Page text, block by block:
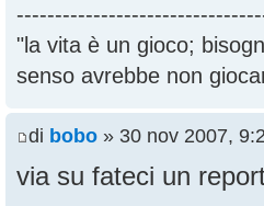
"la vita è un gioco;
senso avrebbe non
di bobo » 30 nov 2007,
via su fateci un